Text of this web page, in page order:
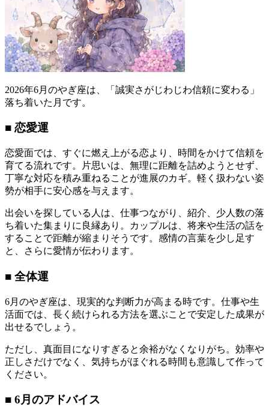
2026年6月のやぎ座は、「誠実さがじわじわ信頼に変わる」
落ち着いた月です。
■ 恋愛運
恋愛面では、すぐに燃え上がる恋より、時間をかけて信頼を
育てる流れです。片思いは、無理に距離を詰めようとせず、
丁寧な対応を積み重ねることが進展のカギ。軽く扱わない姿
勢が相手に安心感を与えます。
出会いを探している人は、仕事つながり、紹介、少人数の落
ち着いた集まりに良縁あり。カップルは、将来や生活の話を
することで距離が縮まりそうです。感情の言葉を少し足す
と、さらに愛情が伝わります。
■ 全体運
6月のやぎ座は、現実的な判断力が高まる時です。仕事や生
活面では、長く続けられる方法を選ぶことで安定した成果が
出せるでしょう。
ただし、真面目になりすぎると余裕がなくなりがち。効率や
正しさだけでなく、気持ちがほぐれる時間も意識して作って
ください。
■ 6月のアドバイス